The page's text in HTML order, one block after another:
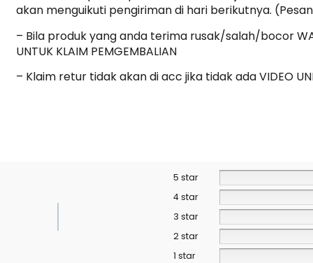
akan menguikuti pengiriman di hari berikutnya.
– Bila produk yang anda terima rusak/salah/bocor
UNTUK KLAIM PEMGEMBALIAN
– Klaim retur tidak akan di acc jika tidak ada VIDEO
5 star
4 star
3 star
2 star
1 star